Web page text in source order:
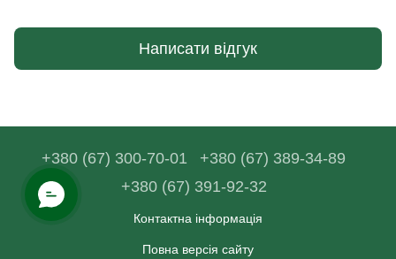
Написати відгук
+380 (67) 300-70-01
+380 (67) 389-34-89
+380 (67) 391-92-32
Контактна інформація
Повна версія сайту